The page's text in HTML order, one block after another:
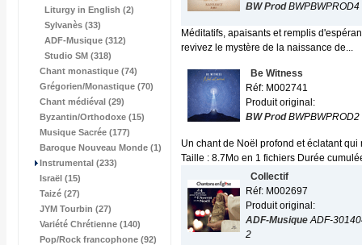
Liturgy in English (2)
Sylvanès (33)
ADF-Musique (312)
Studio SM (318)
Chant monastique (74)
Grégorien/Monastique (70)
Chant médiéval (29)
Byzantin/Orthodoxe (15)
Musique Sacrée (177)
Baroque Nouveau Monde (1)
Instrumental (233)
Israël (15)
Taizé (27)
JYM Tourbin (27)
Variété Chrétienne (140)
Pop/Rock francophone (92)
BW ProdBWPBWPROD4
Méditatifs, apaisants et remplis
revivez le mystère de la naissance de...
Be Witness
Réf: M002741
Produit original:
BW ProdBWPBWPROD2
Un chant de Noël profond et éclatant
Taille : 8.7Mo en 1 fichiers Durée
Collectif
Réf: M002697
Produit original:
ADF-MusiqueADF-
2